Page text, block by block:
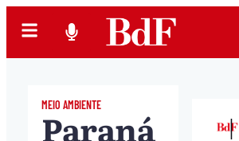
MEIO AMBIENTE
Paraná |